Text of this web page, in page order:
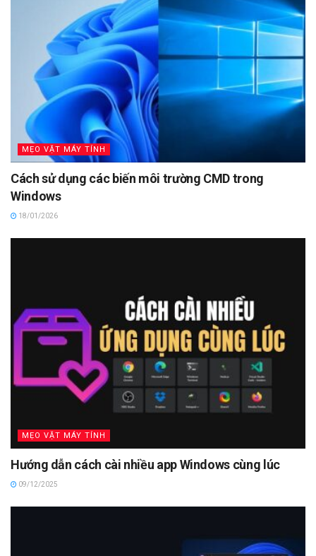
MẸO VẶT MÁY TÍNH
Cách sử dụng các biến môi trường CMD trong
Windows
18/01/2026
MẸO VẶT MÁY TÍNH
Hướng dẫn cách cài nhiều app Windows cùng lúc
09/12/2025